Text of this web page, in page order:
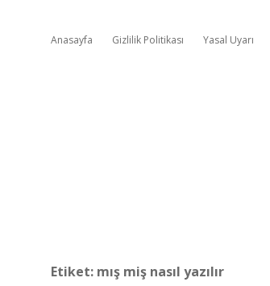
Anasayfa Gizlilik Politikası Yasal Uyarı
Etiket: mış miş nasıl yazılır